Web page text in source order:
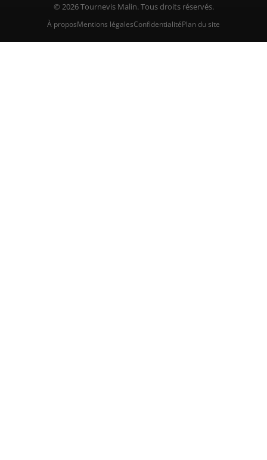
© 2026 Tournevis Malin. Tous droits réservés.
À proposMentions légalesConfidentialitéPlan du site